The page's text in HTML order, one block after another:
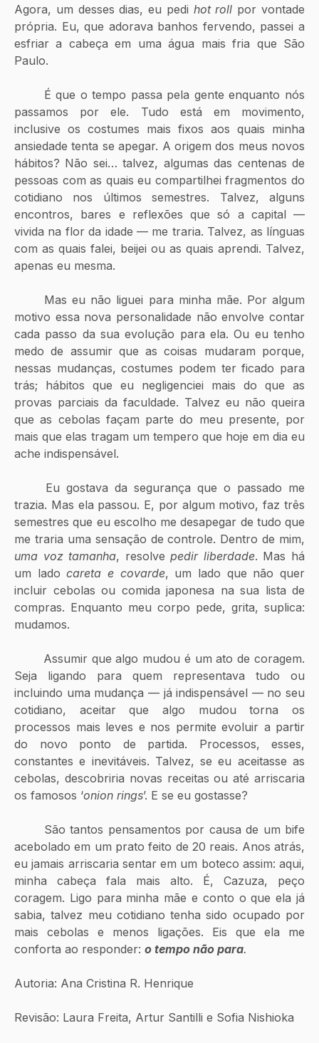
Agora, um desses dias, eu pedi hot roll por vontade
própria. Eu, que adorava banhos fervendo, passei a
esfriar a cabeça em uma água mais fria que São
Paulo.
passamos por ele. Tudo está em movimento,
inclusive os costumes mais fixos aos quais minha
ansiedade tenta se apegar. A origem dos meus novos
hábitos? Não sei… talvez, algumas das centenas de
pessoas com as quais eu compartilhei fragmentos do
cotidiano nos últimos semestres. Talvez, alguns
encontros, bares e reflexões que só a capital —
vivida na flor da idade — me traria. Talvez, as línguas
com as quais falei, beijei ou as quais aprendi. Talvez,
apenas eu mesma.
motivo essa nova personalidade não envolve contar
cada passo da sua evolução para ela. Ou eu tenho
medo de assumir que as coisas mudaram porque,
nessas mudanças, costumes podem ter ficado para
trás; hábitos que eu negligenciei mais do que as
provas parciais da faculdade. Talvez eu não queira
que as cebolas façam parte do meu presente, por
mais que elas tragam um tempero que hoje em dia eu
ache indispensável.
trazia. Mas ela passou. E, por algum motivo, faz três
semestres que eu escolho me desapegar de tudo que
uma voz tamanha, resolve pedir liberdade. Mas há
um lado careta e covarde, um lado que não quer
incluir cebolas ou comida japonesa na sua lista de
compras. Enquanto meu corpo pede, grita, suplica:
mudamos.
Seja ligando para quem representava tudo ou
incluindo uma mudança — já indispensável — no seu
cotidiano, aceitar que algo mudou torna os
processos mais leves e nos permite evoluir a partir
do novo ponto de partida. Processos, esses,
constantes e inevitáveis. Talvez, se eu aceitasse as
cebolas, descobriria novas receitas ou até arriscaria
os famosos ‘onion rings’. E se eu gostasse?
acebolado em um prato feito de 20 reais. Anos atrás,
eu jamais arriscaria sentar em um boteco assim: aqui,
minha cabeça fala mais alto. É, Cazuza, peço
coragem. Ligo para minha mãe e conto o que ela já
sabia, talvez meu cotidiano tenha sido ocupado por
mais cebolas e menos ligações. Eis que ela me
conforta ao responder: o tempo não para.
Autoria: Ana Cristina R. Henrique
Revisão: Laura Freita, Artur Santilli e Sofia Nishioka